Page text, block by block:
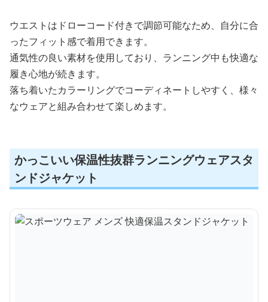
ウエストはドローコード付きで調節可能なため、自分に合
ったフィット感で着用できます。
通気性の良い素材を使用しており、ランニング中も快適な
履き心地が続きます。
落ち着いたカラーリングでコーディネートしやすく、様々
なウェアと組み合わせて楽しめます。
かっこいい保温性抜群ランニングウェアスタ
ンドジャケット